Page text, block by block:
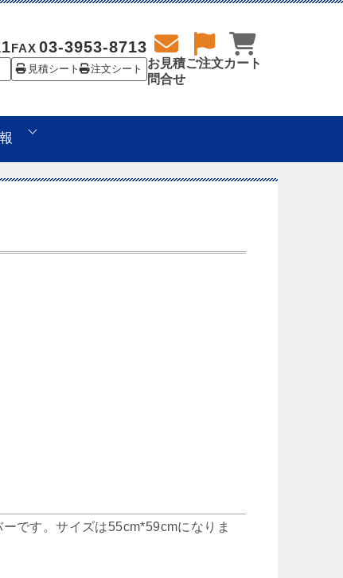
FAX 03-3953-8713
見積シート 注文シート
お見積
問合せ
ご注文カート
です。サイズは55cm*59cmになりま